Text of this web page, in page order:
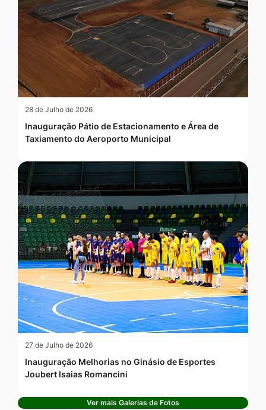
28 de Julho de 2026
Inauguração Pátio de Estacionamento e Área de
Taxiamento do Aeroporto Municipal
27 de Julho de 2026
Inauguração Melhorias no Ginásio de Esportes
Joubert Isaias Romancini
Ver mais Galerias de Fotos